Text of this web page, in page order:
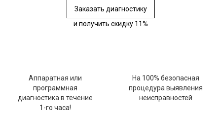
Заказать диагностику
и получить скидку 11%
Аппаратная или
программная
диагностика в течение
1-го часа!
На 100% безопасная
процедура выявления
неисправностей